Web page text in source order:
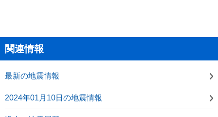
関連情報
最新の地震情報
2024年01月10日の地震情報